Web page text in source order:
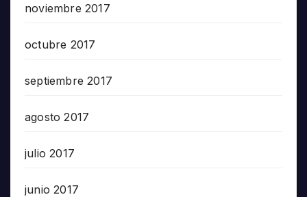
noviembre 2017
octubre 2017
septiembre 2017
agosto 2017
julio 2017
junio 2017